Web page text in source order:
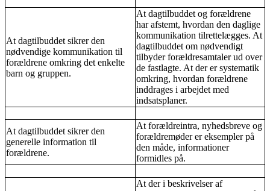
At dagtilbuddet sikrer den
nødvendige kommunikation til
forældrene omkring det enkelte
barn og gruppen.
At dagtilbuddet og forældrene
har afstemt, hvordan den daglige
kommunikation tilrettelægges. At
dagtilbuddet om nødvendigt
tilbyder forældresamtaler ud over
de fastlagte. At der er systematik
omkring, hvordan forældrene
inddrages i arbejdet med
indsatsplaner.
At dagtilbuddet sikrer den
generelle information til
forældrene.
At forældreintra, nyhedsbreve og
forældremøder er eksempler på
den måde, informationer
formidles på.
At der i beskrivelser af